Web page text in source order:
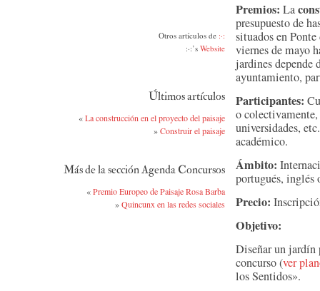
Otros artículos de :·:
:·:’s Website
Últimos artículos
«La construcción en el proyecto del paisaje
»Construir el paisaje
Más de la sección Agenda Concursos
«Premio Europeo de Paisaje Rosa Barba
»Quincunx en las redes sociales
Premios: La
presupuesto de
situados en
viernes de mayo
jardines depende
ayuntamiento,
Participantes:
o colectivamente,
universidades,
académico.
Ámbito:
portugués, inglés
Precio:
Objetivo:
Diseñar un jardín
concurso (ver
los Sentidos».